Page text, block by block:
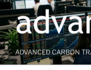
Zum
Inhalt
springen
ADVANCED CARBON